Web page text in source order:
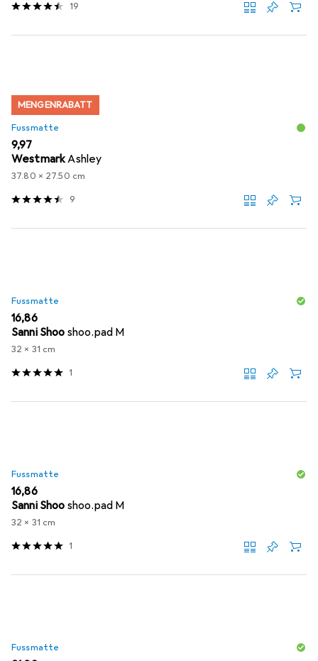
19
MENGENRABATT
Fussmatte
EUR
9,97
WestmarkAshley
37.80 x 27.50 cm
9
Fussmatte
EUR
16,86
Sanni Shoo shoo.pad M
32 x 31 cm
1
Fussmatte
EUR
16,86
Sanni Shoo shoo.pad M
32 x 31 cm
1
Fussmatte